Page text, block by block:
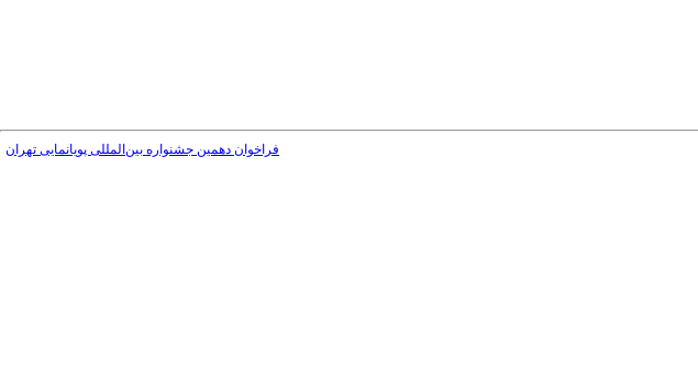
فراخوان دهمین جشنواره بین‌المللی پویانمایی تهران